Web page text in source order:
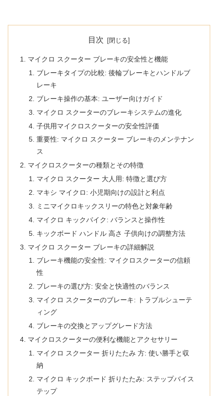
目次
マイクロ スクーター ブレーキの安全性と機能
ブレーキタイプの比較: 後輪ブレーキとハンドルブ
レーキ
ブレーキ操作の基本: ユーザー向けガイド
マイクロ スクーターのブレーキシステムの進化
子供用マイクロスクーターの安全性評価
重要性: マイクロ スクーター ブレーキのメンテナン
ス
マイクロスクーターの種類とその特徴
マイクロ スクーター 大人用: 特徴と選び方
マキシ マイクロ: 小児期向けの設計と利点
ミニマイクロキックスリーの特色と対象年齢
マイクロ キックバイク: バランスと操作性
キックボード ハンドル 高さ 子供向けの調整方法
マイクロ スクーター ブレーキの詳細解説
ブレーキ機能の安全性: マイクロスクーターの信頼
性
ブレーキの選び方: 安全と快適性のバランス
マイクロ スクーターのブレーキ: トラブルシューテ
ィング
ブレーキの交換とアップグレード方法
マイクロスクーターの便利な機能とアクセサリー
マイクロ スクーター 折りたたみ 方: 使い勝手と収
納
マイクロ キックボード 折りたたみ: ステップバイス
テップ